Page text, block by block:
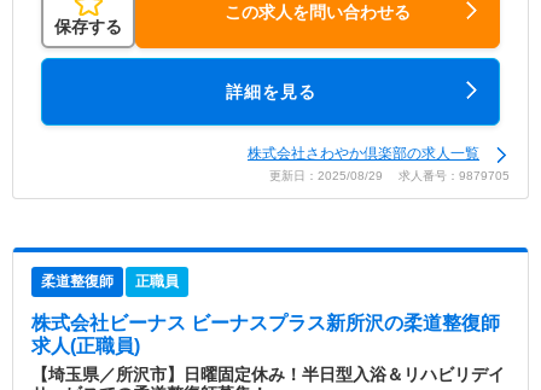
保存する
この求人を問い合わせる
詳細を見る
株式会社さわやか倶楽部の求人一覧
更新日：2025/08/29 求人番号：9879705
柔道整復師 正職員
株式会社ビーナス ビーナスプラス新所沢の柔道整復師
求人(正職員)
【埼玉県／所沢市】日曜固定休み！半日型入浴＆リハビリデイ